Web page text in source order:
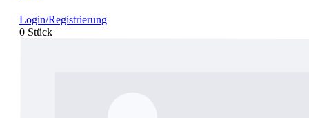
Login/Registrierung
0 Stück